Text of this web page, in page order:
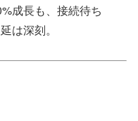
成長も、接続待ち
は深刻。